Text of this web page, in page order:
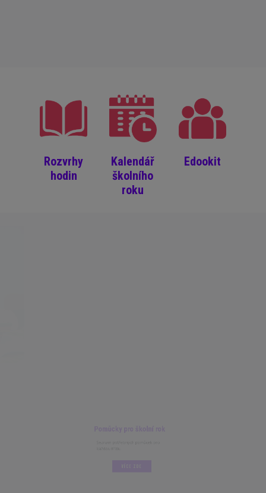
Rozvrhy
hodin
Kalendář
školního
roku
Edookit